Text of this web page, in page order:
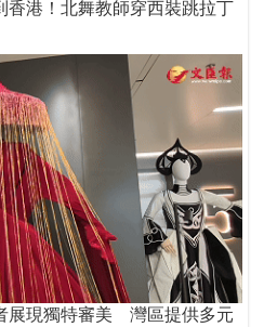
香港！北舞教師穿西裝跳拉丁
展現獨特審美 灣區提供多元